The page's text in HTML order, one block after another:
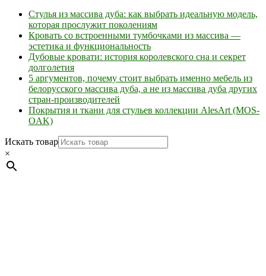
Стулья из массива дуба: как выбрать идеальную модель,
которая прослужит поколениям
Кровать со встроенными тумбочками из массива —
эстетика и функциональность
Дубовые кровати: история королевского сна и секрет
долголетия
5 аргументов, почему стоит выбрать именно мебель из
белорусского массива дуба, а не из массива дуба других
стран-производителей
Покрытия и ткани для стульев коллекции AlesArt (MOS-
OAK)
Искать товар
×